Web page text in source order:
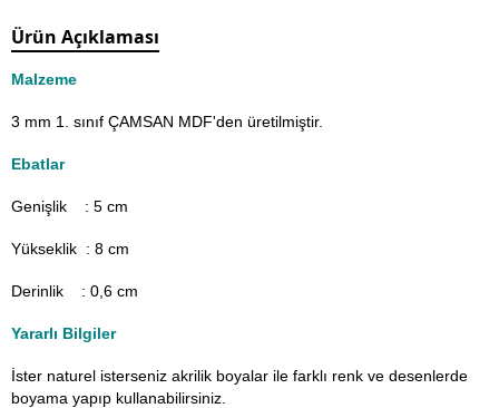
Ürün Açıklaması
Malzeme
3 mm 1. sınıf ÇAMSAN MDF'den üretilmiştir.
Ebatlar
Genişlik : 5 cm
Yükseklik : 8 cm
Derinlik : 0,6 cm
Yararlı Bilgiler
İster naturel isterseniz akrilik boyalar ile farklı renk ve desenlerde
boyama yapıp kullanabilirsiniz.